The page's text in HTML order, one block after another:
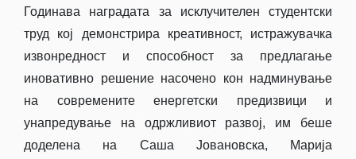
Годинава наградата за исклучителен студентски
труд кој демонстрира креативност, истражувачка
извонредност и способност за предлагање
иновативно решение насочено кон надминување
на современите енергетски предизвици и
унапредување на одржливиот развој, им беше
доделена на Саша Јовановска, Марија